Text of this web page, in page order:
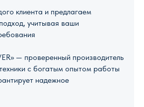
клиента и предлагаем
учитывая ваши
— проверенный производитель
с богатым опытом работы
надежное